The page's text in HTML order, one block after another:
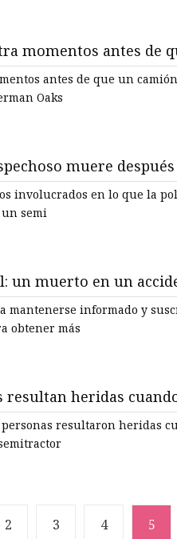
momentos antes de
a un hombre en
antes de que un
Oaks
muere
Dayton
involucrados en lo que la
semi
un muerto en un
informado y suscribirse
obtener más
resultan heridas
personas resultaron heridas
2 3 4 5